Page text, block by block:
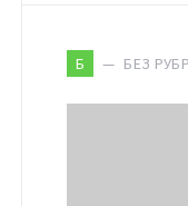
Б БЕЗ